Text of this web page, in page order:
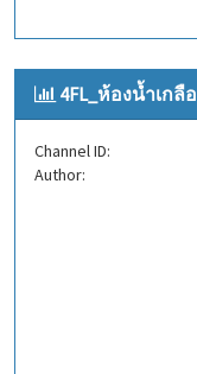
4FL_ห้องน้ำเกลือ
Channel ID:
Author: